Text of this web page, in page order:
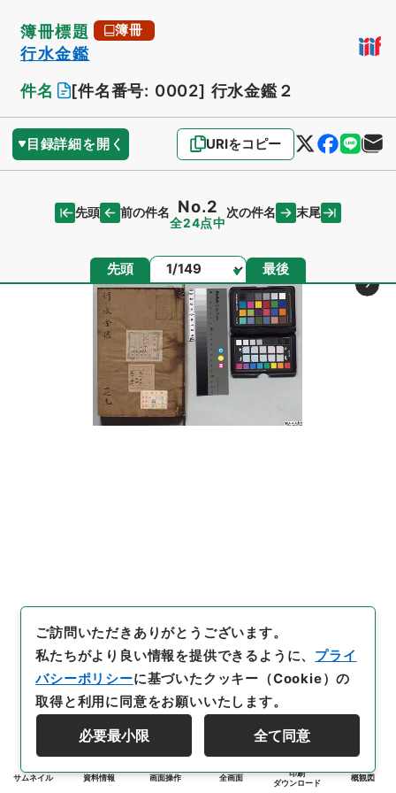
簿冊標題 簿冊
行水金鑑
件名
[件名番号: 0002] 行水金鑑２
目録詳細を開く URIをコピー
先頭 前の件名 No.2
全24点中
次の件名 末尾
先頭 ページ 最後
サムネイル 資料情報 画面操作 全画面
印刷
ダウンロード
概観図
ご訪問いただきありがとうございます。
私たちがより良い情報を提供できるように、 プライ
バシーポリシーに基づいたクッキー（Cookie）の
取得と利用に同意をお願いいたします。
必要最小限 全て同意